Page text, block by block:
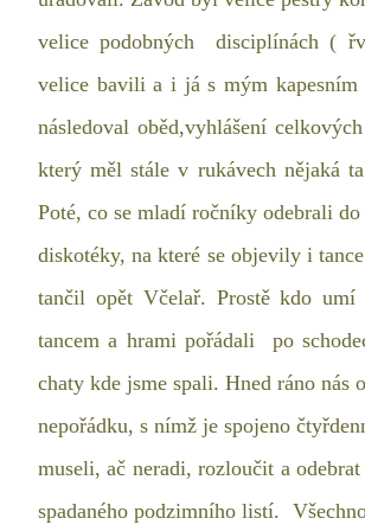
velice podobných disciplínách (
velice bavili a i já s mým kapesním
následoval oběd,vyhlášení
který měl stále v rukávech nějaká
Poté, co se mladí ročníky odebrali
diskotéky, na které se objevily i
tančil opět Včelař. Prostě kdo
tancem a hrami pořádali po
chaty kde jsme spali. Hned ráno
nepořádku, s nímž je spojeno
museli, ač neradi, rozloučit a
spadaného podzimního listí.